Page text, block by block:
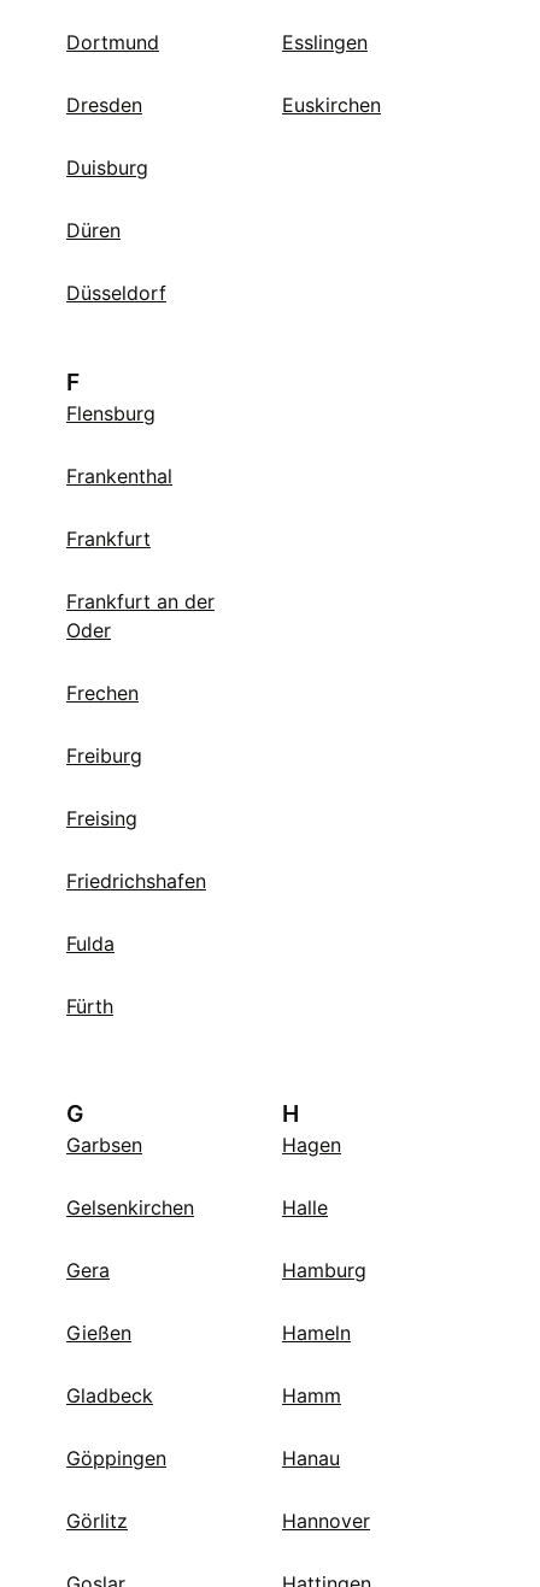
Dortmund
Dresden
Duisburg
Düren
Düsseldorf
Esslingen
Euskirchen
F
Flensburg
Frankenthal
Frankfurt
Frankfurt an der
Oder
Frechen
Freiburg
Freising
Friedrichshafen
Fulda
Fürth
G
Garbsen
Gelsenkirchen
Gera
Gießen
Gladbeck
Göppingen
Görlitz
H
Hagen
Halle
Hamburg
Hameln
Hamm
Hanau
Hannover